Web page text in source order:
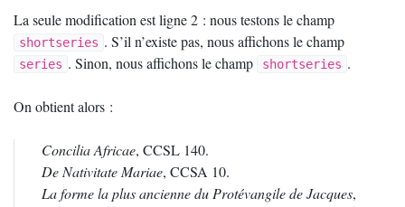
La seule modification est ligne 2 : nous testons le champ
shortseries . S’il n’existe pas, nous affichons le champ
series . Sinon, nous affichons le champ shortseries .
On obtient alors :
Concilia Africae, CCSL 140.
De Nativitate Mariae, CCSA 10.
La forme la plus ancienne du Protévangile de Jacques,